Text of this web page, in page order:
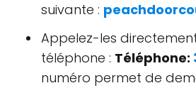
suivante :
Appelez-les
téléphone : Téléphone:
numéro permet de